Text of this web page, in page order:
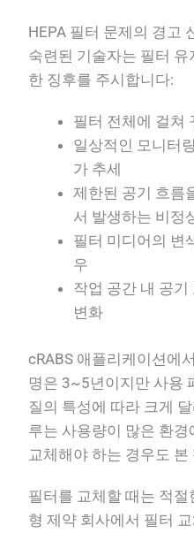
HEPA 필터 문제의 경고
숙련된 기술자는 필터
한 징후를 주시합니다:
필터 전체에 걸쳐
일상적인 모니터
가 추세
제한된 공기 흐름
서 발생하는 비정
필터 미디어의 변
우
작업 공간 내 공
변화
cRABS 애플리케이션에
명은 3~5년이지만 사용
질의 특성에 따라 크게
루는 사용량이 많은 환
교체해야 하는 경우도 본
필터를 교체할 때는 적
형 제약 회사에서 필터